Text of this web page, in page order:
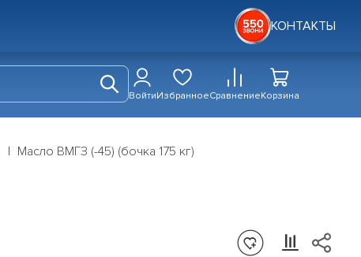
КОНТАКТЫ
ВойтиИзбранноеСравнениеКорзина
Масло ВМГЗ (-45) (бочка 175 кг)